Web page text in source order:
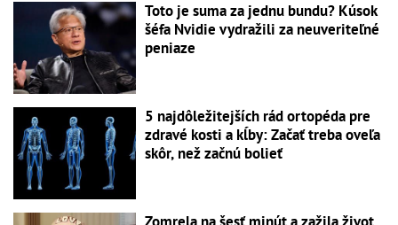
Toto je suma za jednu bundu? Kúsok
šéfa Nvidie vydražili za neuveriteľné
peniaze
5 najdôležitejších rád ortopéda pre
zdravé kosti a kĺby: Začať treba oveľa
skôr, než začnú bolieť